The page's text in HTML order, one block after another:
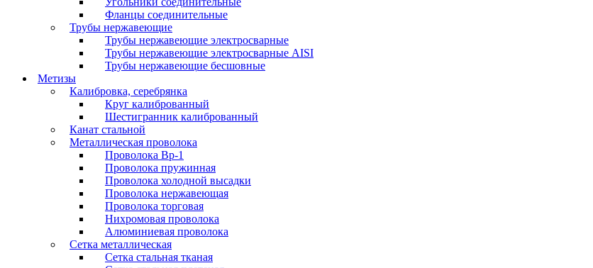
Фланцы соединительные
Трубы нержавеющие
Трубы нержавеющие электросварные
Трубы нержавеющие электросварные AISI
Трубы нержавеющие бесшовные
Метизы
Калибровка, серебрянка
Круг калиброванный
Шестигранник калиброванный
Канат стальной
Металлическая проволока
Проволока Вр-1
Проволока пружинная
Проволока холодной высадки
Проволока нержавеющая
Проволока торговая
Нихромовая проволока
Алюминиевая проволока
Сетка металлическая
Сетка стальная тканая